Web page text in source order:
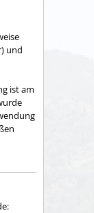
und
ist am